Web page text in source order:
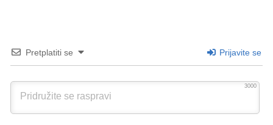
Pretplatiti se Prijavite se
3000